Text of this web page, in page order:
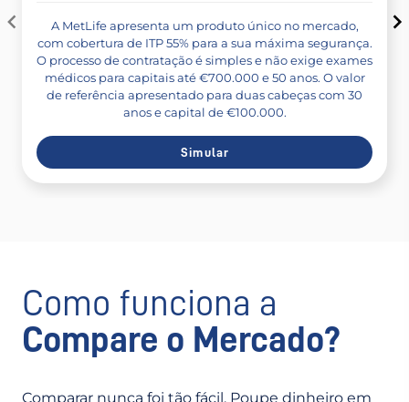
A MetLife apresenta um produto único no mercado,
com cobertura de ITP 55% para a sua máxima segurança.
O processo de contratação é simples e não exige exames
médicos para capitais até €700.000 e 50 anos. O valor
de referência apresentado para duas cabeças com 30
anos e capital de €100.000.
Simular
Como funciona a
Compare o Mercado?
Comparar nunca foi tão fácil. Poupe dinheiro em